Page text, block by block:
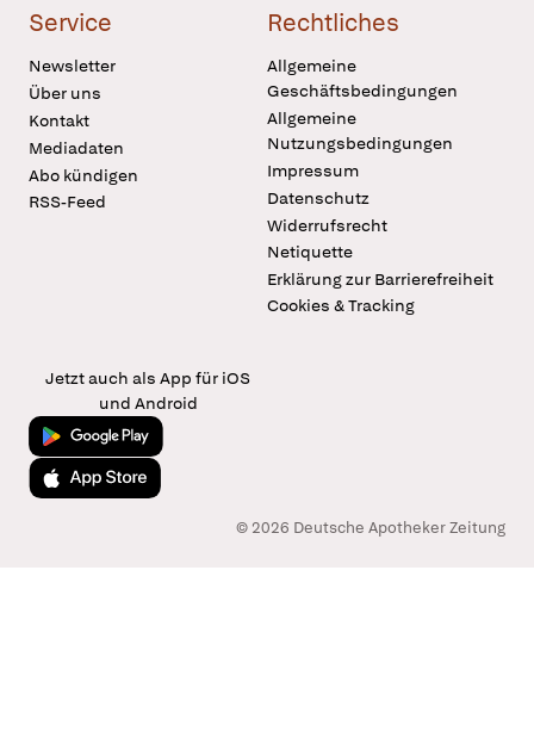
Service
Newsletter
Über uns
Kontakt
Mediadaten
Abo kündigen
RSS-Feed
Rechtliches
Allgemeine
Geschäftsbedingungen
Allgemeine
Nutzungsbedingungen
Impressum
Datenschutz
Widerrufsrecht
Netiquette
Erklärung zur Barrierefreiheit
Cookies & Tracking
Jetzt auch als App für iOS
und Android
Jetzt bei Google Play
Laden im App Store
© 2026 Deutsche Apotheker Zeitung